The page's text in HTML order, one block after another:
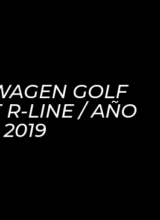
GOLF
R-LINE / AÑO
2019